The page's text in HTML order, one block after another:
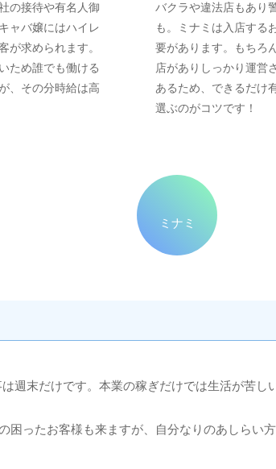
の接待や有名人御
ャバ嬢にはハイレ
が求められます。
ため誰でも働ける
、その分時給は高
バクラや違法店もあり
も。ミナミは入店する
要があります。もちろ
店がありしっかり運営
あるため、できるだけ
選ぶのがコツです！
ミナミ
週末だけです。本業の稼ぎだけでは生活が苦
ったお客様も来ますが、自分なりのあしらい